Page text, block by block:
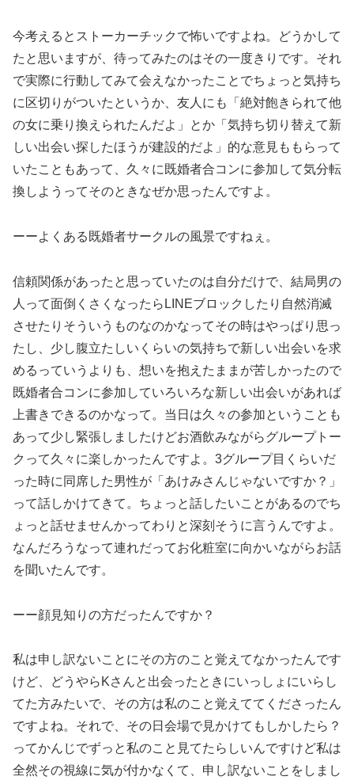
今考えるとストーカーチックで怖いですよね。どうかして
たと思いますが、待ってみたのはその一度きりです。それ
で実際に行動してみて会えなかったことでちょっと気持ち
に区切りがついたというか、友人にも「絶対飽きられて他
の女に乗り換えられたんだよ」とか「気持ち切り替えて新
しい出会い探したほうが建設的だよ」的な意見ももらって
いたこともあって、久々に既婚者合コンに参加して気分転
換しようってそのときなぜか思ったんですよ。
ーーよくある既婚者サークルの風景ですねぇ。
信頼関係があったと思っていたのは自分だけで、結局男の
人って面倒くさくなったらLINEブロックしたり自然消滅
させたりそういうものなのかなってその時はやっぱり思っ
たし、少し腹立たしいくらいの気持ちで新しい出会いを求
めるっていうよりも、想いを抱えたままが苦しかったので
既婚者合コンに参加していろいろな新しい出会いがあれば
上書きできるのかなって。当日は久々の参加ということも
あって少し緊張しましたけどお酒飲みながらグループトー
クって久々に楽しかったんですよ。3グループ目くらいだ
った時に同席した男性が「あけみさんじゃないですか？」
って話しかけてきて。ちょっと話したいことがあるのでち
ょっと話せませんかってわりと深刻そうに言うんですよ。
なんだろうなって連れだってお化粧室に向かいながらお話
を聞いたんです。
ーー顔見知りの方だったんですか？
私は申し訳ないことにその方のこと覚えてなかったんです
けど、どうやらKさんと出会ったときにいっしょにいらし
てた方みたいで、その方は私のこと覚えててくださったん
ですよね。それで、その日会場で見かけてもしかしたら？
ってかんじでずっと私のこと見てたらしいんですけど私は
全然その視線に気が付かなくて、申し訳ないことをしまし